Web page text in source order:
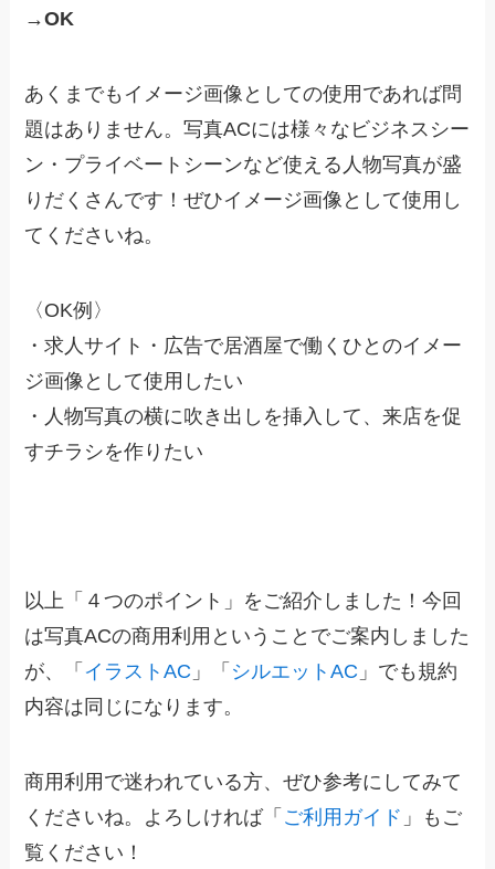
→OK
あくまでもイメージ画像としての使用であれば問
題はありません。写真ACには様々なビジネスシー
ン・プライベートシーンなど使える人物写真が盛
りだくさんです！ぜひイメージ画像として使用し
てくださいね。
〈OK例〉
・求人サイト・広告で居酒屋で働くひとのイメー
ジ画像として使用したい
・人物写真の横に吹き出しを挿入して、来店を促
すチラシを作りたい
以上「４つのポイント」をご紹介しました！今回
は写真ACの商用利用ということでご案内しました
が、「 イラストAC 」「 シルエットAC 」でも規約
内容は同じになります。
商用利用で迷われている方、ぜひ参考にしてみて
くださいね。よろしければ「 ご利用ガイド 」もご
覧ください！